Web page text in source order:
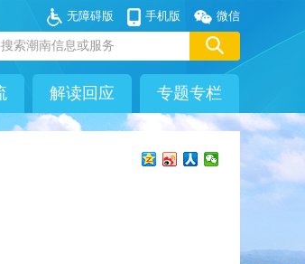
微信
手机版
无障碍版
解读回应 专题专栏